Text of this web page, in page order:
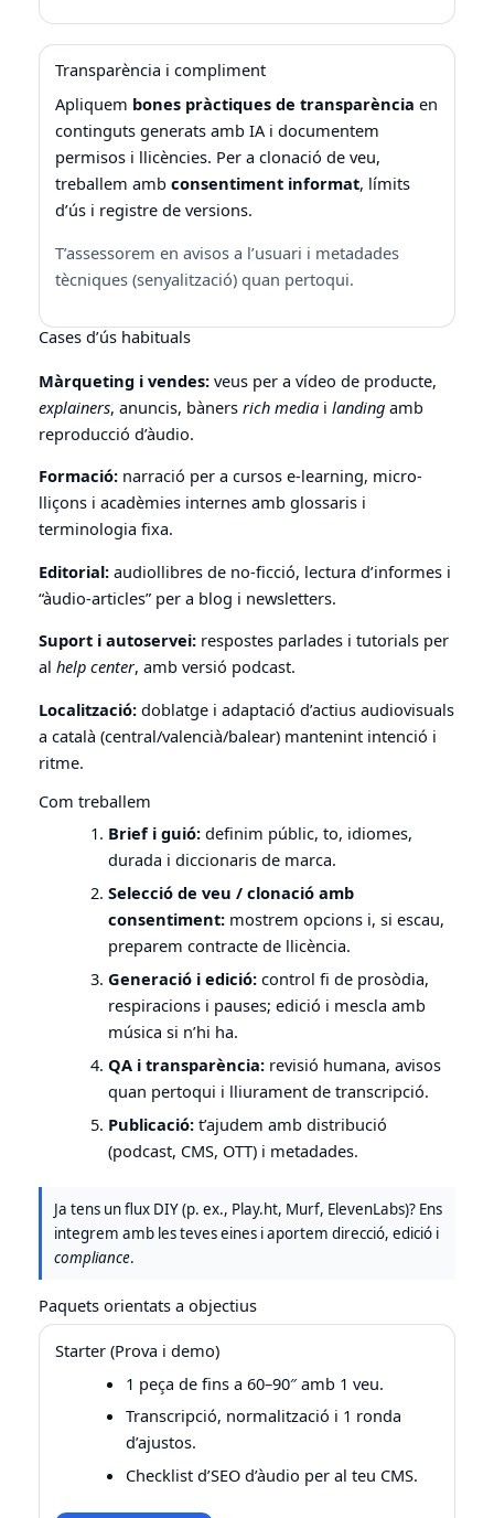
Transparència i compliment
Apliquem bones pràctiques de transparència en
continguts generats amb IA i documentem
permisos i llicències. Per a clonació de veu,
treballem ambconsentiment informat, límits
d’ús i registre de versions.
T’assessorem en avisos a l’usuari i metadades
tècniques (senyalització) quan pertoqui.
Cases d’ús habituals
Màrqueting i vendes:veus per a vídeo de producte,
explainers, anuncis, bàners rich mediai landingamb
reproducció d’àudio.
Formació:narració per a cursos e-learning, micro-
lliçons i acadèmies internes amb glossaris i
terminologia fixa.
Editorial:audiollibres de no-ficció, lectura d’informes i
“àudio-articles” per a blog i newsletters.
Suport i autoservei:respostes parlades i tutorials per
al help center, amb versió podcast.
Localització:doblatge i adaptació d’actius audiovisuals
a català (central/valencià/balear) mantenint intenció i
ritme.
Com treballem
Brief i guió: definim públic, to, idiomes,
durada i diccionaris de marca.
Selecció de veu / clonació amb
consentiment: mostrem opcions i, si escau,
preparem contracte de llicència.
Generació i edició: control fi de prosòdia,
respiracions i pauses; edició i mescla amb
música si n’hi ha.
QA i transparència: revisió humana, avisos
quan pertoqui i lliurament de transcripció.
Publicació: t’ajudem amb distribució
(podcast, CMS, OTT) i metadades.
Ja tens un flux DIY (p. ex., Play.ht, Murf, ElevenLabs)? Ens
integrem amb les teves eines i aportem direcció, edició i
compliance.
Paquets orientats a objectius
Starter (Prova i demo)
1 peça de fins a 60–90″ amb 1 veu.
Transcripció, normalització i 1 ronda
d’ajustos.
Checklist d’SEO d’àudio per al teu CMS.